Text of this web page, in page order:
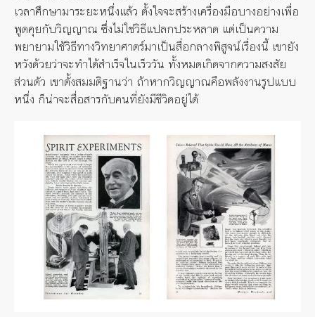
เวลาศึกษามาระยะหนึ่งแล้ว ตั้งใจจะสร้างเครื่องมือบางอย่างเพื่อ
พูดคุยกับวิญญาณ ซึ่งไม่ใช่วิธีแปลกประหลาด แต่เป็นความ
พยายามใช้วิธีทางวิทยาศาตร์มาเป็นสื่อกลางพิสูจน์เรื่องนี้ เขายัง
หวังด้วยว่าจะทำได้สำเร็จในเร็ววัน ทั้งหมดเกิดจากความสงสัย
ส่วนตัว เขาตั้งสมมติฐานว่า ถ้าหากวิญญาณคือพลังงานรูปแบบ
หนึ่ง ก็น่าจะสื่อสารกับคนที่ยังมีชีวิตอยู่ได้